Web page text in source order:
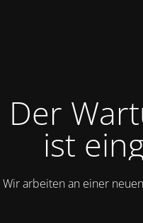
Der
ist
Wir arbeiten an einer